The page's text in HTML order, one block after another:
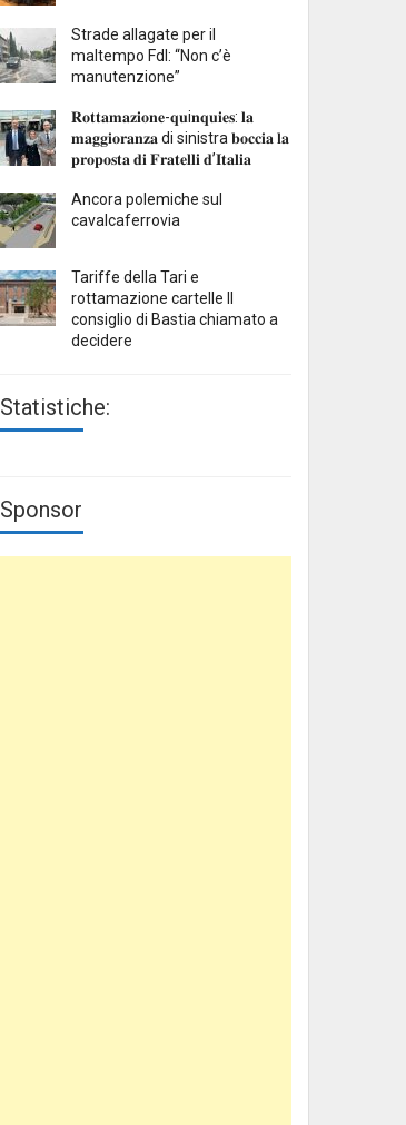
Strade allagate per il
maltempo FdI: “Non c’è
manutenzione”
𝐑𝐨𝐭𝐭𝐚𝐦𝐚𝐳𝐢𝐨𝐧𝐞-𝐪𝐮i𝐧𝐪𝐮𝐢𝐞𝐬: 𝐥𝐚
𝐦𝐚𝐠𝐠𝐢𝐨𝐫𝐚𝐧𝐳𝐚 di sinistra 𝐛𝐨𝐜𝐜𝐢𝐚 𝐥𝐚
𝐩𝐫𝐨𝐩𝐨𝐬𝐭𝐚 𝐝𝐢 𝐅𝐫𝐚𝐭𝐞𝐥𝐥𝐢 𝐝’𝐈𝐭𝐚𝐥𝐢𝐚
Ancora polemiche sul
cavalcaferrovia
Tariffe della Tari e
rottamazione cartelle Il
consiglio di Bastia chiamato a
decidere
Statistiche:
Sponsor